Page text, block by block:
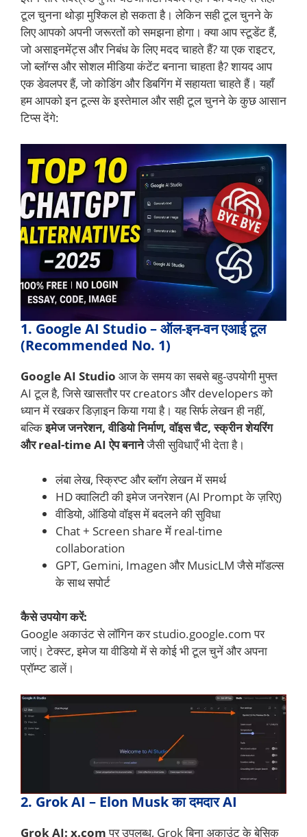
टूल चुनना थोड़ा मुश्किल हो सकता है। लेकिन सही टूल चुनने के
लिए आपको अपनी जरूरतों को समझना होगा। क्या आप स्टूडेंट हैं,
जो असाइनमेंट्स और निबंध के लिए मदद चाहते हैं? या एक राइटर,
जो ब्लॉग्स और सोशल मीडिया कंटेंट बनाना चाहता है? शायद आप
एक डेवलपर हैं, जो कोडिंग और डिबगिंग में सहायता चाहते हैं। यहाँ
हम आपको इन टूल्स के इस्तेमाल और सही टूल चुनने के कुछ आसान
टिप्स देंगे:
1. Google AI Studio – ऑल-इन-वन एआई टूल
(Recommended No. 1)
Google AI Studio आज के समय का सबसे बहु-उपयोगी मुफ्त
AI टूल है, जिसे खासतौर पर creators और developers को
ध्यान में रखकर डिज़ाइन किया गया है। यह सिर्फ लेखन ही नहीं,
बल्किइमेज जनरेशन, वीडियो निर्माण, वॉइस चैट, स्क्रीन शेयरिंग
और real-time AI ऐप बनानेजैसी सुविधाएँ भी देता है।
लंबा लेख, स्क्रिप्ट और ब्लॉग लेखन में समर्थ
HD क्वालिटी की इमेज जनरेशन (AI Prompt के ज़रिए)
वीडियो, ऑडियो वॉइस में बदलने की सुविधा
Chat + Screen share में real-time
collaboration
GPT, Gemini, Imagen और MusicLM जैसे मॉडल्स
के साथ सपोर्ट
कैसे उपयोग करें:
Google अकाउंट से लॉगिन कर studio.google.com पर
जाएं। टेक्स्ट, इमेज या वीडियो में से कोई भी टूल चुनें और अपना
प्रॉम्प्ट डालें।
2. Grok AI – Elon Musk का दमदार AI
Grok AI: x.comपर उपलब्ध, Grok बिना अकाउंट के बेसिक